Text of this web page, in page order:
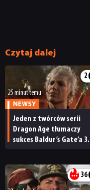
Czytaj dalej
2
25 minut temu
NEWSY
Jeden z twórców serii
Dragon Age tłumaczy
sukces Baldur’s Gate’a 3.
przerwie”
36